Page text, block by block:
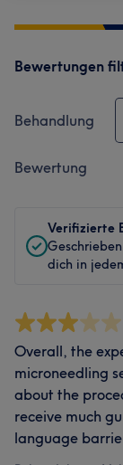
Bewertungen
Behandlung
Bewertung
Verifizierte
dich in
Overall, the
microneedling
about the
receive much
language